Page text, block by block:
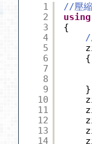
1
2
3
4
5
6
7
8
9
10
11
12
13
14
//壓
using
{
{